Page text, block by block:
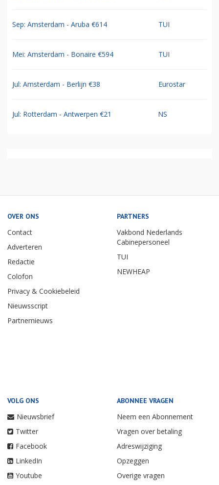
Sep: Amsterdam - Aruba €614 TUI
Mei: Amsterdam - Bonaire €594 TUI
Jul: Amsterdam - Berlijn €38 Eurostar
Jul: Rotterdam - Antwerpen €21 NS
OVER ONS
Contact
Adverteren
Redactie
Colofon
Privacy & Cookiebeleid
Nieuwsscript
Partnernieuws
PARTNERS
Vakbond Nederlands
Cabinepersoneel
TUI
NEWHEAP
VOLG ONS
Nieuwsbrief
Twitter
Facebook
LinkedIn
Youtube
ABONNEE VRAGEN
Neem een Abonnement
Vragen over betaling
Adreswijziging
Opzeggen
Overige vragen